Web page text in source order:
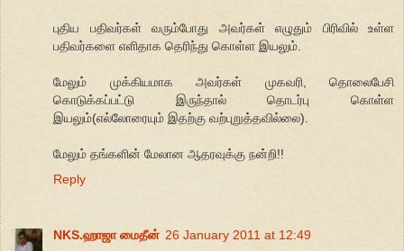
புதிய பதிவர்கள் வரும்போது அவர்கள் எழுதும் பிரிவில் உள்ள
பதிவர்களை எளிதாக தெரிந்து கொள்ள இயலும்.
மேலும் முக்கியமாக அவர்கள் முகவரி, தொலைபேசி
கொடுக்கப்பட்டு இருந்தால் தொடர்பு கொள்ள
இயலும்(எல்லோரையும் இதற்கு வற்புறுத்தவில்லை).
மேலும் தங்களின் மேலான ஆதரவுக்கு நன்றி!!
Reply
NKS.ஹாஜா மைதீன் 26 January 2011 at 12:49